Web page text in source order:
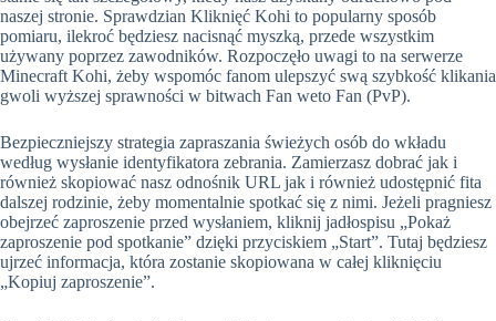
naszej stronie. Sprawdzian Kliknięć Kohi to popularny sposób
pomiaru, ilekroć będziesz nacisnąć myszką, przede wszystkim
używany poprzez zawodników. Rozpoczęło uwagi to na serwerze
Minecraft Kohi, żeby wspomóc fanom ulepszyć swą szybkość klikania
gwoli wyższej sprawności w bitwach Fan weto Fan (PvP).
Bezpieczniejszy strategia zapraszania świeżych osób do wkładu
według wysłanie identyfikatora zebrania. Zamierzasz dobrać jak i
również skopiować nasz odnośnik URL jak i również udostępnić fita
dalszej rodzinie, żeby momentalnie spotkać się z nimi. Jeżeli pragniesz
obejrzeć zaproszenie przed wysłaniem, kliknij jadłospisu „Pokaż
zaproszenie pod spotkanie” dzięki przyciskiem „Start”. Tutaj będziesz
ujrzeć informacja, która zostanie skopiowana w całej kliknięciu
„Kopiuj zaproszenie”.